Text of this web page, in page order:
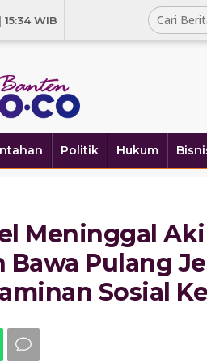
WIB
Politik Hukum
Meninggal
Bawa Pulang
Sosial